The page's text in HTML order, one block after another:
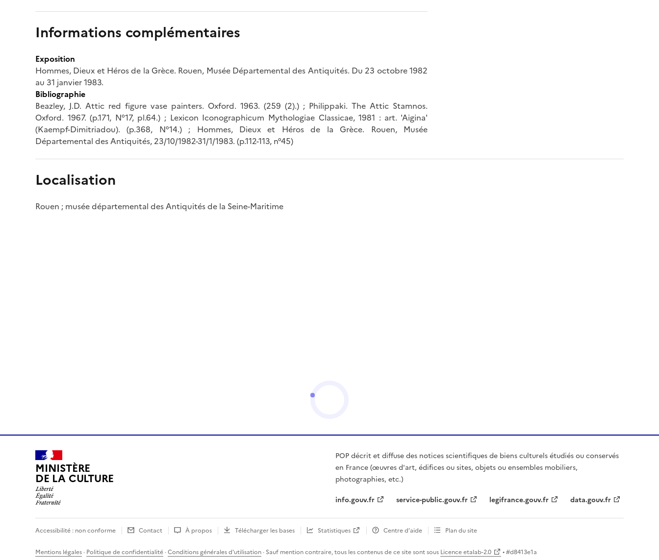
Informations complémentaires
Exposition
Hommes, Dieux et Héros de la Grèce. Rouen, Musée Départemental des Antiquités. Du 23 octobre 1982
au 31 janvier 1983.
Bibliographie
Beazley, J.D. Attic red figure vase painters. Oxford. 1963. (259 (2).) ; Philippaki. The Attic Stamnos.
Oxford. 1967. (p.171, N°17, pl.64.) ; Lexicon Iconographicum Mythologiae Classicae, 1981 : art. 'Aigina'
(Kaempf-Dimitriadou). (p.368, N°14.) ; Hommes, Dieux et Héros de la Grèce. Rouen, Musée
Départemental des Antiquités, 23/10/1982-31/1/1983. (p.112-113, n°45)
Localisation
Rouen ; musée départemental des Antiquités de la Seine-Maritime
MINISTÈRE
DE LA CULTURE
POP décrit et diffuse des notices scientifiques de biens culturels étudiés ou conservés
en France (œuvres d'art, édifices ou sites, objets ou ensembles mobiliers,
photographies, etc.)
info.gouv.fr
service-public.gouv.fr legifrance.gouv.fr data.gouv.fr
Accessibilité : non conforme Contact À propos Télécharger les bases Statistiques Centre d’aide Plan du site
Mentions légales · Politique de confidentialité ·Conditions générales d'utilisation · Sauf mention contraire, tous les contenus de ce site sont sous Licence etalab-2.0 • #d8413e1a